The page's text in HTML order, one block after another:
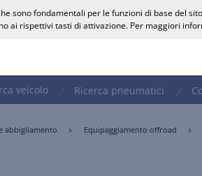
veicolo Ricerca pneumatici
abbigliamento Equipaggiamento offroad
sono fondamentali per le funzioni di base del
ai rispettivi tasti di attivazione. Per maggiori